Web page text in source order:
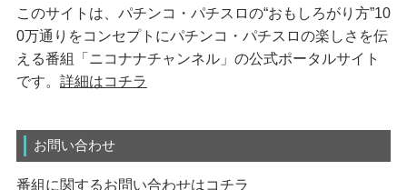
このサイトは、パチンコ・パチスロの“おもしろがり方”10
0万通りをコンセプトにパチンコ・パチスロの楽しさを伝
える番組「ニコナナチャンネル」の公式ポータルサイト
です。 詳細はコチラ
お問い合わせ
番組に関するお問い合わせはコチラ